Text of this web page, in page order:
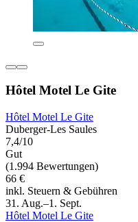
Hôtel Motel Le Gite
Hôtel Motel Le Gite
Duberger-Les Saules
7,4/10
Gut
(1.994 Bewertungen)
66 €
inkl. Steuern & Gebühren
31. Aug.–1. Sept.
Hôtel Motel Le Gite